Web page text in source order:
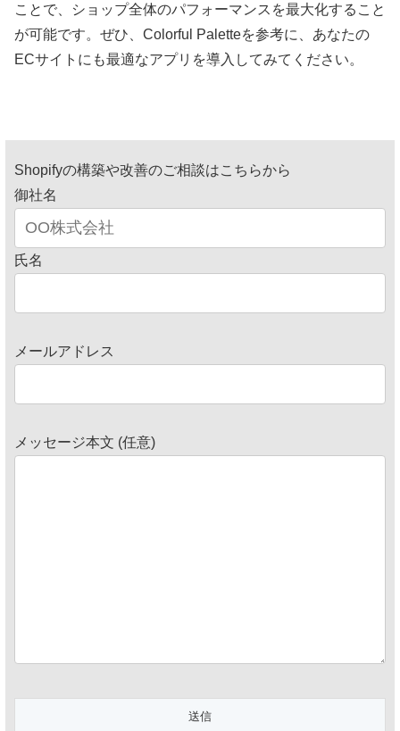
ことで、ショップ全体のパフォーマンスを最大化すること
が可能です。ぜひ、Colorful Paletteを参考に、あなたの
ECサイトにも最適なアプリを導入してみてください。
Shopifyの構築や改善のご相談はこちらから
御社名
氏名
メールアドレス
メッセージ本文 (任意)